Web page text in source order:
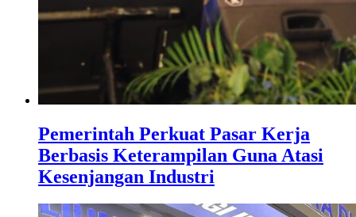
Pemerintah Perkuat Pasar Kerja
Berbasis Keterampilan Guna Atasi
Kesenjangan Industri